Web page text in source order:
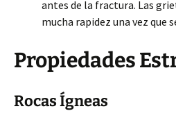
antes de la fractura. Las
mucha rapidez una vez que
Propiedades
Rocas Ígneas